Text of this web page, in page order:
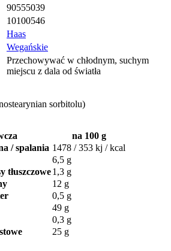
90555039
10100546
Haas
Wegańskie
Przechowywać w chłodnym, suchym
miejscu z dala od światła
sorbitolu)
na 100 g
/ spalania 1478 / 353 kj / kcal
6,5 g
tłuszczowe1,3 g
12 g
0,5 g
49 g
0,3 g
25 g